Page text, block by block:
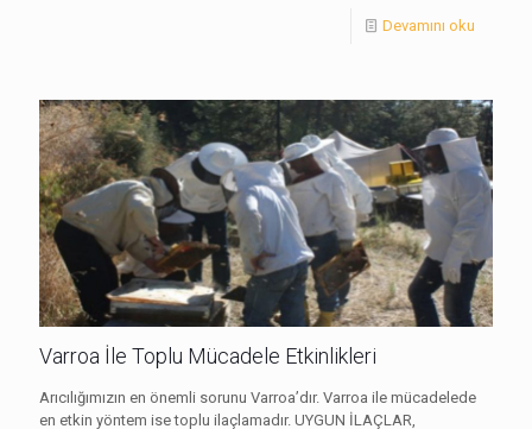
Devamını oku
Varroa İle Toplu Mücadele Etkinlikleri
Arıcılığımızın en önemli sorunu Varroa’dır. Varroa ile mücadelede
en etkin yöntem ise toplu ilaçlamadır. UYGUN İLAÇLAR,